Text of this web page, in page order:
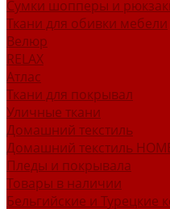
Сумки шопперы и
Ткани для обивки мебели
Велюр
RELAX
Атлас
Ткани для покрывал
Уличные ткани
Домашний текстиль
Домашний текстиль
Пледы и покрывала
Товары в наличии
Бельгийские и Турецкие